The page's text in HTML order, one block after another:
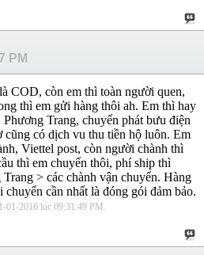
PM
COD, còn em thì toàn người quen,
thì em gửi hàng thôi ah. Em thì hay
Trang, chuyển phát bưu điện
cũng có dịch vu thu tiền hộ luôn. Em
Viettel post, còn người chành thì
thì em chuyển thôi, phí ship thì
> các chành vận chuyển. Hàng
cần nhất là đóng gói đảm bảo.
01-2016 lúc 09:31:49 PM .